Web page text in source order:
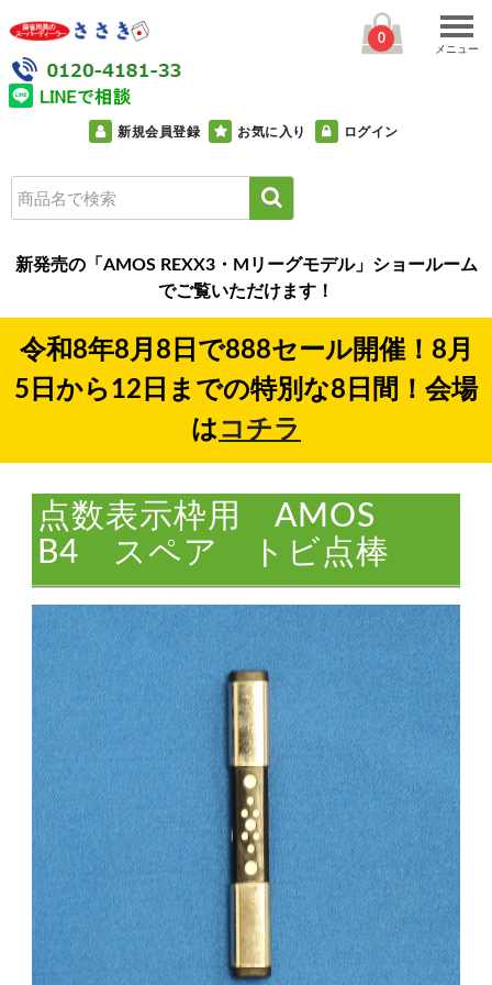
0
新規会員登録 お気に入り ログイン
メニュー
新発売の「AMOS REXX3・Mリーグモデル」ショールーム
でご覧いただけます！
令和8年8月8日で888セール開催！8月
5日から12日までの特別な8日間！会場
はコチラ
点数表示枠用 AMOS
B4 スペア トビ点棒